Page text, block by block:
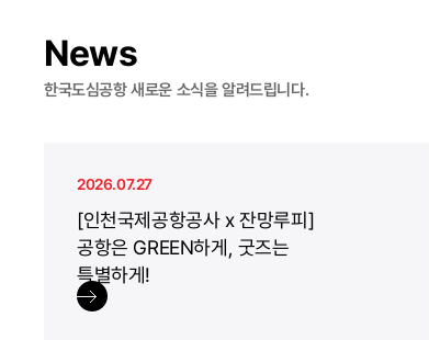
News
한국도심공항 새로운 소식을 알려드립니다.
2026.07.27
[인천국제공항공사 x 잔망루피]
공항은 GREEN하게, 굿즈는
특별하게!